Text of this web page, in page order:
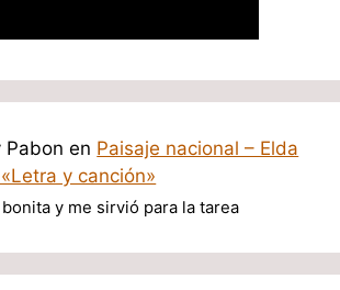
Pabon en Paisaje nacional – Elda
y canción»
bonita y me sirvió para la tarea